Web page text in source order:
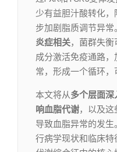
少有益胆汁酸转化
步加剧脂质调节异常
炎症相关，菌群失
成分激活免疫通路
常，形成一个循环，
本文将从多个层面
响血脂代谢，以及
导致血脂异常的发
行病学现状和临床